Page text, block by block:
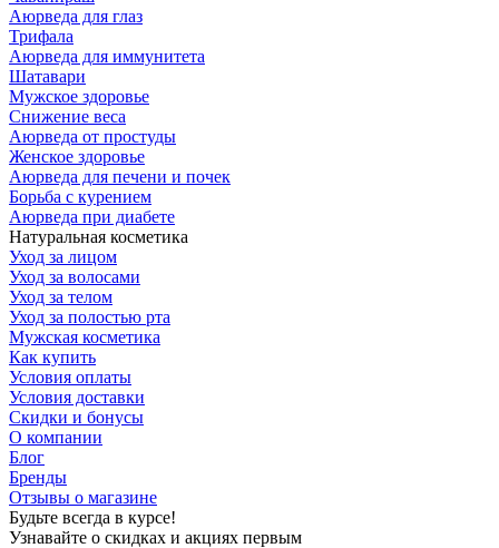
Аюрведа для глаз
Трифала
Аюрведа для иммунитета
Шатавари
Мужское здоровье
Снижение веса
Аюрведа от простуды
Женское здоровье
Аюрведа для печени и почек
Борьба с курением
Аюрведа при диабете
Натуральная косметика
Уход за лицом
Уход за волосами
Уход за телом
Уход за полостью рта
Мужская косметика
Как купить
Условия оплаты
Условия доставки
Скидки и бонусы
О компании
Блог
Бренды
Отзывы о магазине
Будьте всегда в курсе!
Узнавайте о скидках и акциях первым